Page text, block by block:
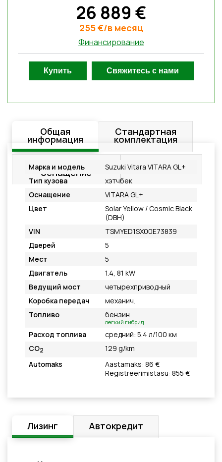
26 889 €
255 €/в месяц
Финансирование
Общая
информация
Стандартная
комплектация
Дополнительное
оснащение
Подробнее
Марка и модель
Suzuki Vitara VITARA GL+
Тип кузова
хэтчбек
Оснащение
VITARA GL+
Цвет
Solar Yellow / Cosmic Black
(DBH)
VIN
TSMYED1SX00E73839
Дверей
5
Мест
5
Двигатель
1.4, 81 kW
Ведущий мост
четырехприводный
Коробка передач
механич.
Топливо
бензин
легкий гибрид
Расход топлива
средний: 5.4 л/100 км
CO2
129 g/km
Automaks
Aastamaks: 86 €
Registreerimistasu: 855 €
Лизинг Автокредит